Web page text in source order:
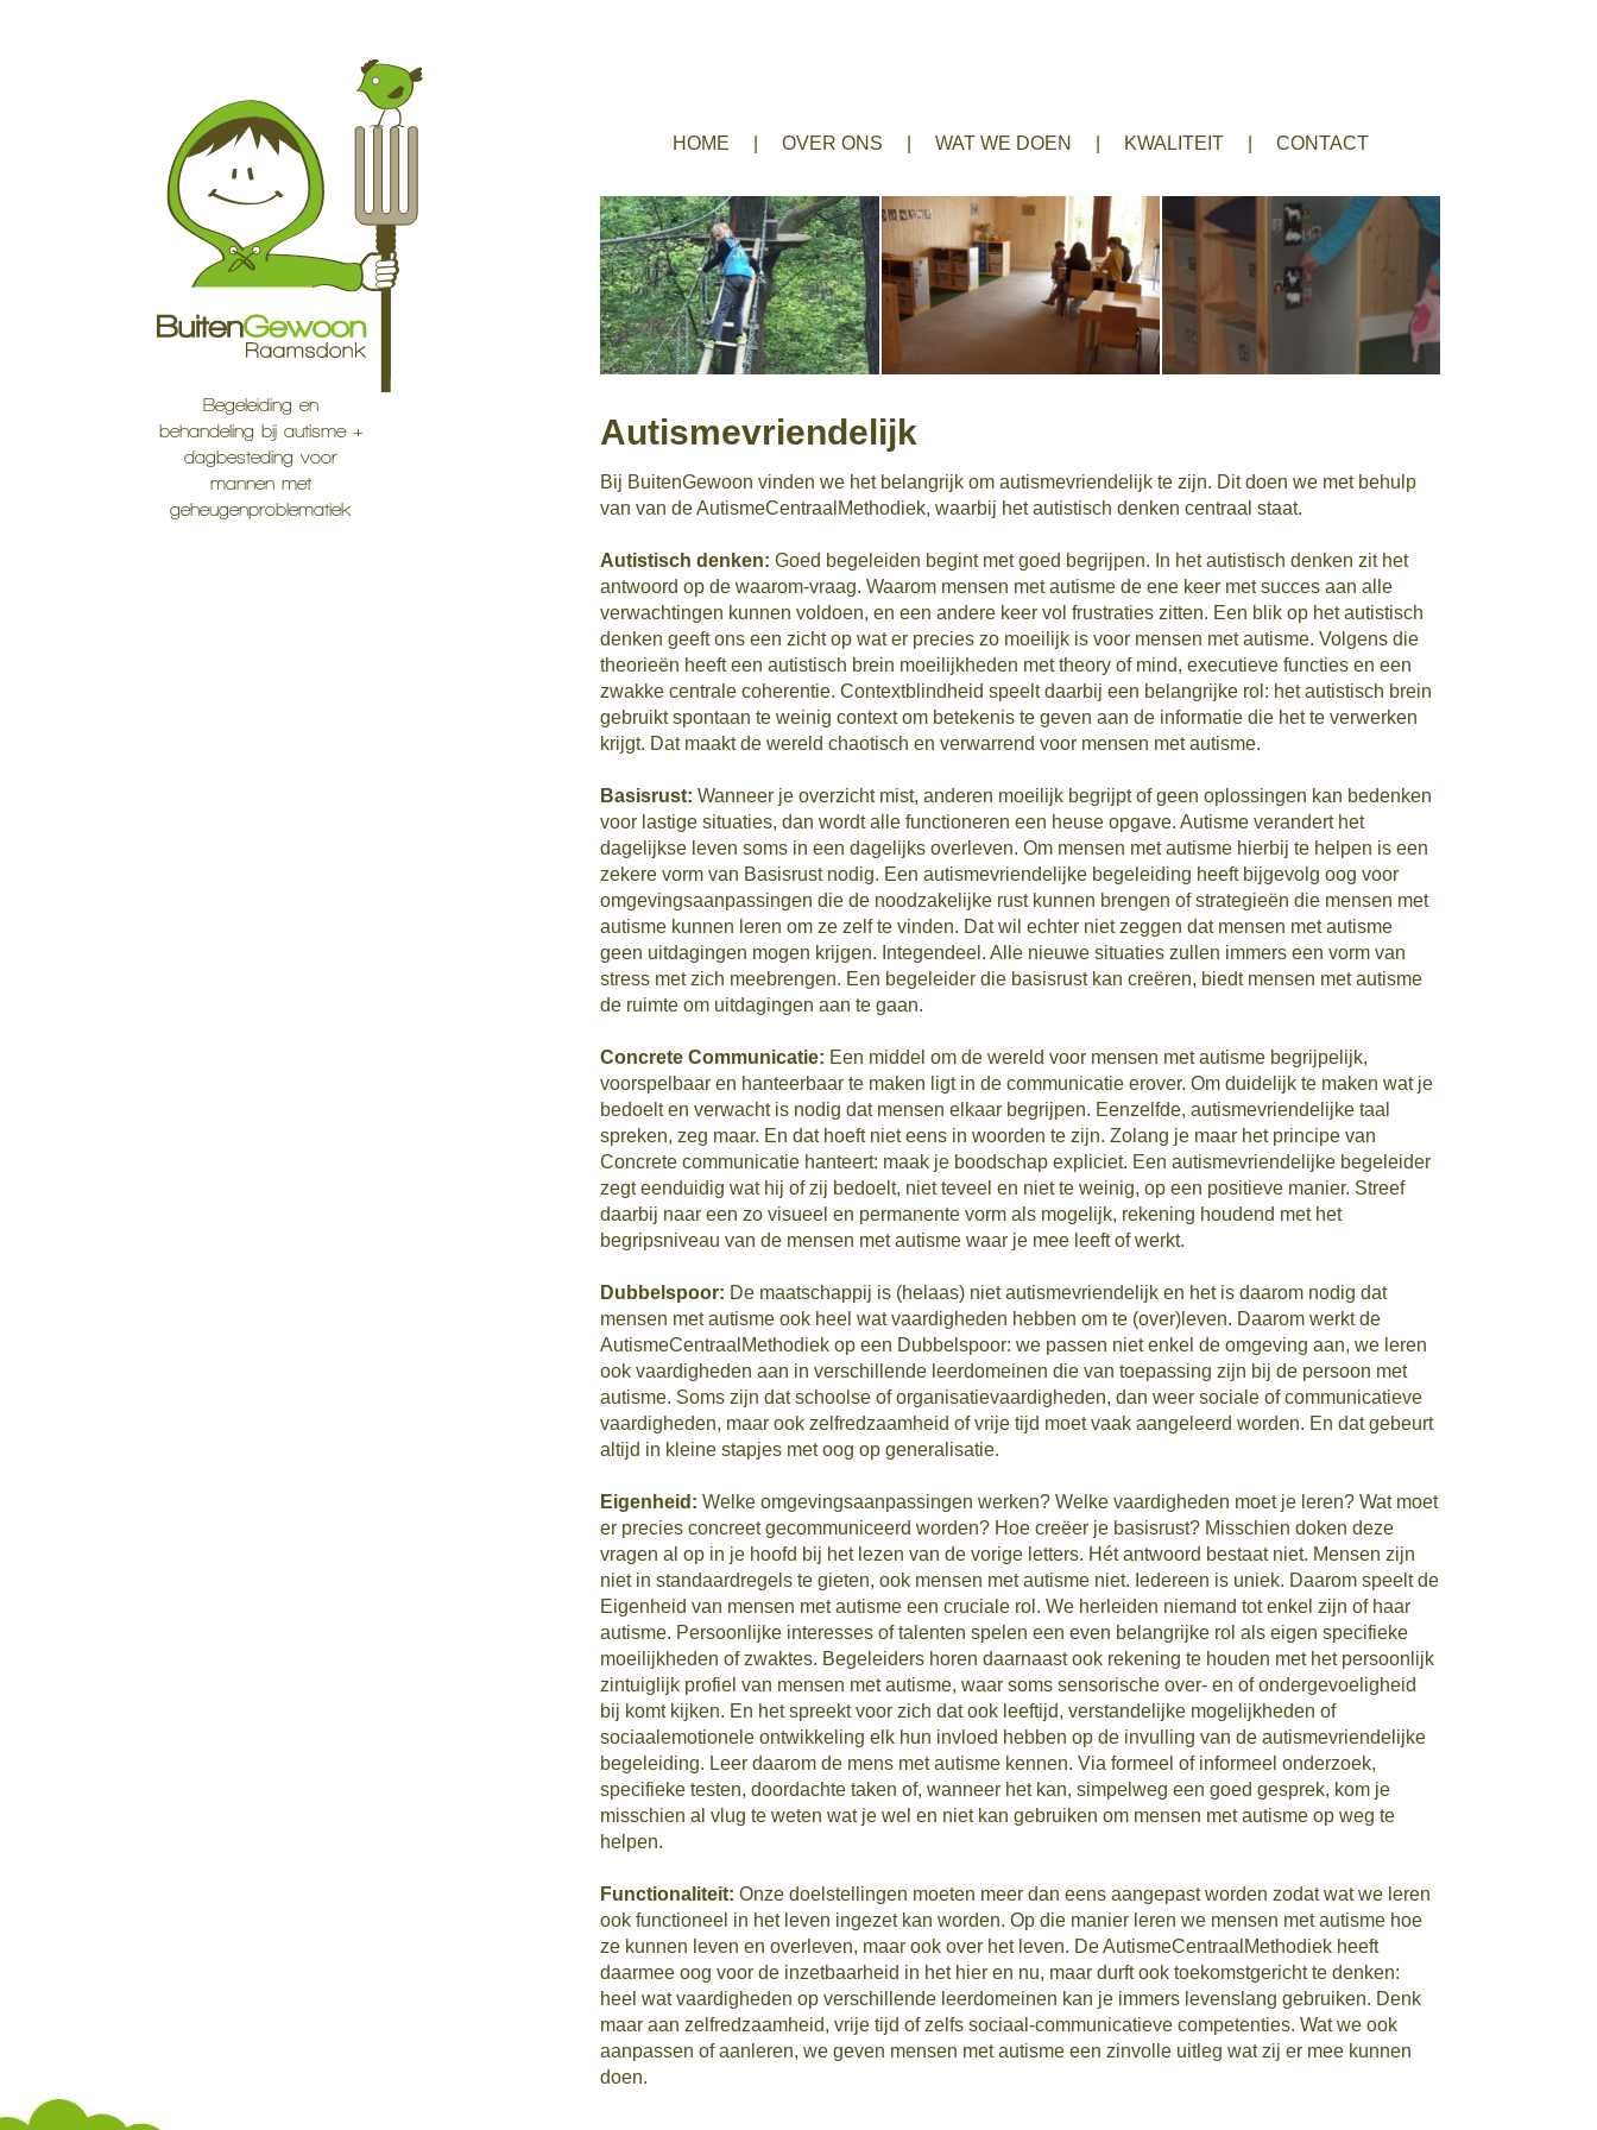
Begeleiding en
behandeling bij autisme +
dagbesteding voor
mannen met
geheugenproblematiek
HOME OVER ONS WAT WE DOEN KWALITEIT CONTACT
Autismevriendelijk
Bij BuitenGewoon vinden we het belangrijk om autismevriendelijk te zijn. Dit doen we met behulp
van van de AutismeCentraalMethodiek, waarbij het autistisch denken centraal staat.
Autistisch denken: Goed begeleiden begint met goed begrijpen. In het autistisch denken zit het
antwoord op de waarom-vraag. Waarom mensen met autisme de ene keer met succes aan alle
verwachtingen kunnen voldoen, en een andere keer vol frustraties zitten. Een blik op het autistisch
denken geeft ons een zicht op wat er precies zo moeilijk is voor mensen met autisme. Volgens die
theorieën heeft een autistisch brein moeilijkheden met theory of mind, executieve functies en een
zwakke centrale coherentie. Contextblindheid speelt daarbij een belangrijke rol: het autistisch brein
gebruikt spontaan te weinig context om betekenis te geven aan de informatie die het te verwerken
krijgt. Dat maakt de wereld chaotisch en verwarrend voor mensen met autisme.
Basisrust: Wanneer je overzicht mist, anderen moeilijk begrijpt of geen oplossingen kan bedenken
voor lastige situaties, dan wordt alle functioneren een heuse opgave. Autisme verandert het
dagelijkse leven soms in een dagelijks overleven. Om mensen met autisme hierbij te helpen is een
zekere vorm van Basisrust nodig. Een autismevriendelijke begeleiding heeft bijgevolg oog voor
omgevingsaanpassingen die de noodzakelijke rust kunnen brengen of strategieën die mensen met
autisme kunnen leren om ze zelf te vinden. Dat wil echter niet zeggen dat mensen met autisme
geen uitdagingen mogen krijgen. Integendeel. Alle nieuwe situaties zullen immers een vorm van
stress met zich meebrengen. Een begeleider die basisrust kan creëren, biedt mensen met autisme
de ruimte om uitdagingen aan te gaan.
Concrete Communicatie: Een middel om de wereld voor mensen met autisme begrijpelijk,
voorspelbaar en hanteerbaar te maken ligt in de communicatie erover. Om duidelijk te maken wat je
bedoelt en verwacht is nodig dat mensen elkaar begrijpen. Eenzelfde, autismevriendelijke taal
spreken, zeg maar. En dat hoeft niet eens in woorden te zijn. Zolang je maar het principe van
Concrete communicatie hanteert: maak je boodschap expliciet. Een autismevriendelijke begeleider
zegt eenduidig wat hij of zij bedoelt, niet teveel en niet te weinig, op een positieve manier. Streef
daarbij naar een zo visueel en permanente vorm als mogelijk, rekening houdend met het
begripsniveau van de mensen met autisme waar je mee leeft of werkt.
Dubbelspoor: De maatschappij is (helaas) niet autismevriendelijk en het is daarom nodig dat
mensen met autisme ook heel wat vaardigheden hebben om te (over)leven. Daarom werkt de
AutismeCentraalMethodiek op een Dubbelspoor: we passen niet enkel de omgeving aan, we leren
ook vaardigheden aan in verschillende leerdomeinen die van toepassing zijn bij de persoon met
autisme. Soms zijn dat schoolse of organisatievaardigheden, dan weer sociale of communicatieve
vaardigheden, maar ook zelfredzaamheid of vrije tijd moet vaak aangeleerd worden. En dat gebeurt
altijd in kleine stapjes met oog op generalisatie.
Eigenheid: Welke omgevingsaanpassingen werken? Welke vaardigheden moet je leren? Wat moet
er precies concreet gecommuniceerd worden? Hoe creëer je basisrust? Misschien doken deze
vragen al op in je hoofd bij het lezen van de vorige letters. Hét antwoord bestaat niet. Mensen zijn
niet in standaardregels te gieten, ook mensen met autisme niet. Iedereen is uniek. Daarom speelt de
Eigenheid van mensen met autisme een cruciale rol. We herleiden niemand tot enkel zijn of haar
autisme. Persoonlijke interesses of talenten spelen een even belangrijke rol als eigen specifieke
moeilijkheden of zwaktes. Begeleiders horen daarnaast ook rekening te houden met het persoonlijk
zintuiglijk profiel van mensen met autisme, waar soms sensorische over- en of ondergevoeligheid
bij komt kijken. En het spreekt voor zich dat ook leeftijd, verstandelijke mogelijkheden of
sociaalemotionele ontwikkeling elk hun invloed hebben op de invulling van de autismevriendelijke
begeleiding. Leer daarom de mens met autisme kennen. Via formeel of informeel onderzoek,
specifieke testen, doordachte taken of, wanneer het kan, simpelweg een goed gesprek, kom je
misschien al vlug te weten wat je wel en niet kan gebruiken om mensen met autisme op weg te
helpen.
Functionaliteit: Onze doelstellingen moeten meer dan eens aangepast worden zodat wat we leren
ook functioneel in het leven ingezet kan worden. Op die manier leren we mensen met autisme hoe
ze kunnen leven en overleven, maar ook over het leven. De AutismeCentraalMethodiek heeft
daarmee oog voor de inzetbaarheid in het hier en nu, maar durft ook toekomstgericht te denken:
heel wat vaardigheden op verschillende leerdomeinen kan je immers levenslang gebruiken. Denk
maar aan zelfredzaamheid, vrije tijd of zelfs sociaal-communicatieve competenties. Wat we ook
aanpassen of aanleren, we geven mensen met autisme een zinvolle uitleg wat zij er mee kunnen
doen.